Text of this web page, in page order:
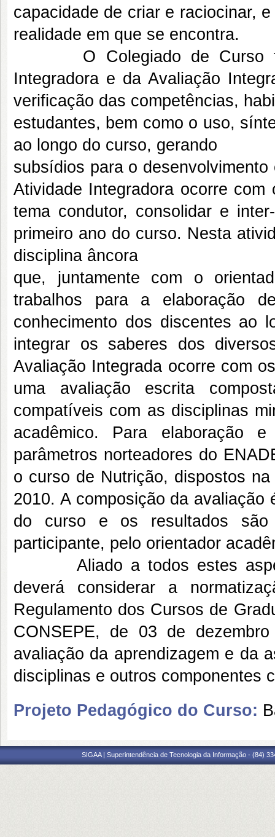
capacidade de criar e raciocinar,
realidade em que se encontra.
O Colegiado de Curso
Integradora e da Avaliação
verificação das competências,
estudantes, bem como o uso,
ao longo do curso, gerando
subsídios para o
Atividade Integradora ocorre
tema condutor, consolidar e
primeiro ano do curso. Nesta
disciplina âncora
que, juntamente com o
trabalhos para a elaboração
conhecimento dos discentes ao
integrar os saberes dos
Avaliação Integrada ocorre com
uma avaliação escrita
compatíveis com as disciplinas
acadêmico. Para elaboração
parâmetros norteadores do
o curso de Nutrição, dispostos
2010. A composição da
do curso e os resultados são
participante, pelo orientador
Aliado a todos estes
deverá considerar a
Regulamento dos Cursos de
CONSEPE, de 03 de
avaliação da aprendizagem e da
disciplinas e outros componentes
Projeto Pedagógico do Curso:
SIGAA | Superintendência de Tecnologia da Informação - (84)